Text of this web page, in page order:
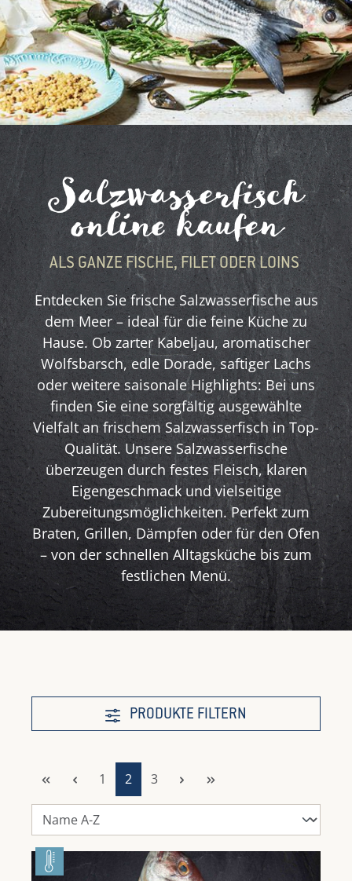
Salzwasserfisch
online kaufen
ALS GANZE FISCHE, FILET ODER LOINS
Entdecken Sie frische Salzwasserfische aus
dem Meer – ideal für die feine Küche zu
Hause. Ob zarter Kabeljau, aromatischer
Wolfsbarsch, edle Dorade, saftiger Lachs
oder weitere saisonale Highlights: Bei uns
finden Sie eine sorgfältig ausgewählte
Vielfalt an frischem Salzwasserfisch in Top-
Qualität. Unsere Salzwasserfische
überzeugen durch festes Fleisch, klaren
Eigengeschmack und vielseitige
Zubereitungsmöglichkeiten. Perfekt zum
Braten, Grillen, Dämpfen oder für den Ofen
– von der schnellen Alltagsküche bis zum
festlichen Menü.
PRODUKTE FILTERN
Seite
1 Seite
2 Seite
3